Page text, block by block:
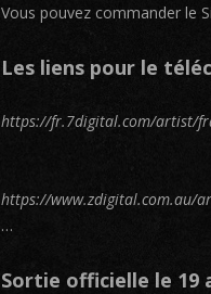
Vous pouvez commander le
Les liens pour le
https://fr.7digital.com/artist/
https://www.zdigital.com.au/
…
Sortie officielle le 19